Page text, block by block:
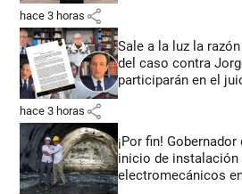
hace 3 horas share
Sale a la luz la
del caso contra
participarán en el
hace 3 horas share
¡Por fin!
inicio de instalación
electromecánicos